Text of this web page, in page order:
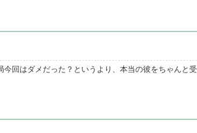
回はダメだった？というより、本当の彼をちゃんと